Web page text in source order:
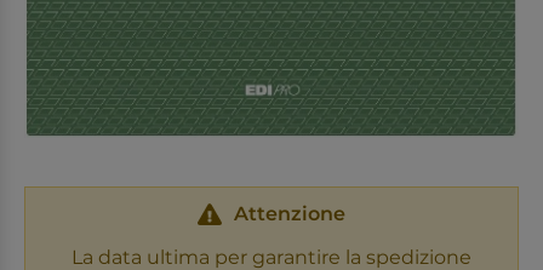
Attenzione
La data ultima per garantire la spedizione